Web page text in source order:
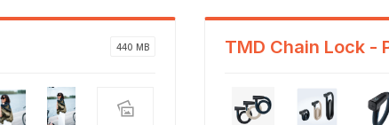
440 MB TMD Chain Lock -